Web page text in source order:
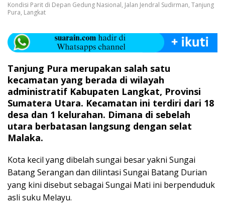
Kondisi Parit di Depan Gedung Nasional, Jalan Jendral Sudirman, Tanjung
Pura, Langkat
Tanjung Pura merupakan salah satu
kecamatan yang berada di wilayah
administratif Kabupaten Langkat, Provinsi
Sumatera Utara. Kecamatan ini terdiri dari 18
desa dan 1 kelurahan. Dimana di sebelah
utara berbatasan langsung dengan selat
Malaka.
Kota kecil yang dibelah sungai besar yakni Sungai
Batang Serangan dan dilintasi Sungai Batang Durian
yang kini disebut sebagai Sungai Mati ini berpenduduk
asli suku Melayu.